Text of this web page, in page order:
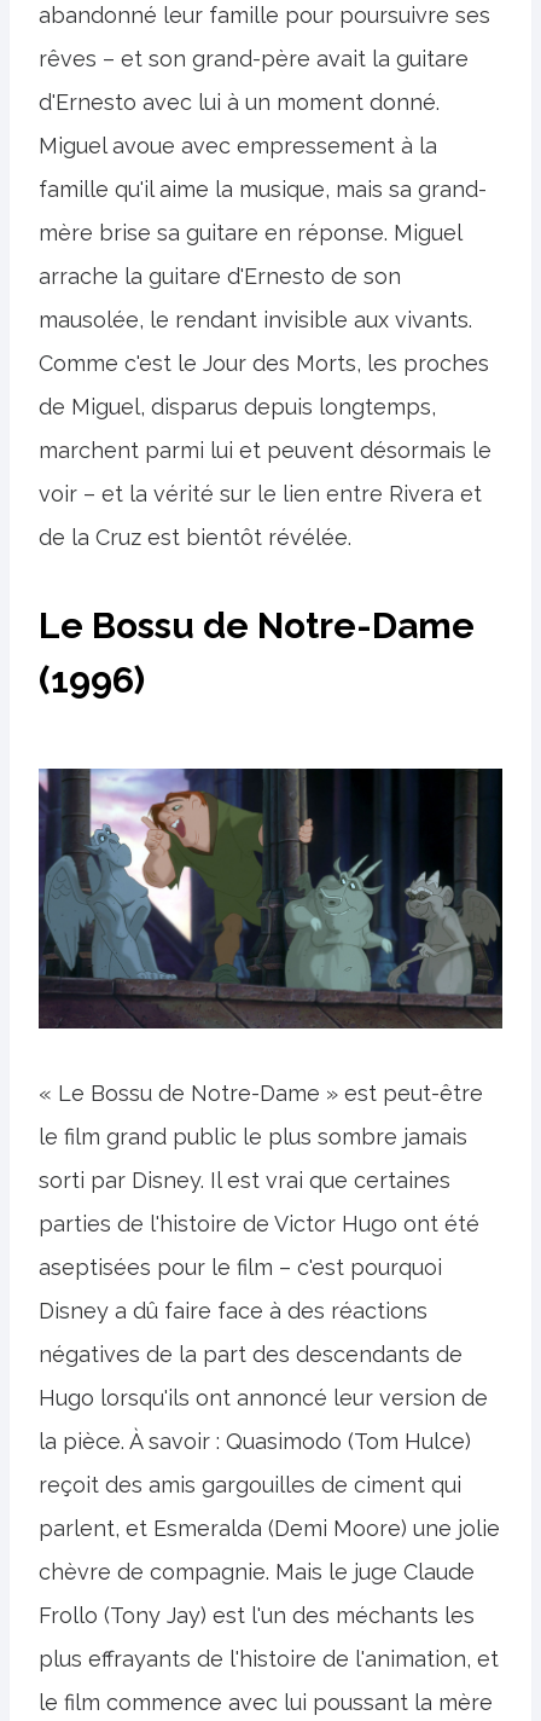
abandonné leur famille pour poursuivre ses
rêves – et son grand-père avait la guitare
d'Ernesto avec lui à un moment donné.
Miguel avoue avec empressement à la
famille qu'il aime la musique, mais sa grand-
mère brise sa guitare en réponse. Miguel
arrache la guitare d'Ernesto de son
mausolée, le rendant invisible aux vivants.
Comme c'est le Jour des Morts, les proches
de Miguel, disparus depuis longtemps,
marchent parmi lui et peuvent désormais le
voir – et la vérité sur le lien entre Rivera et
de la Cruz est bientôt révélée.
Le Bossu de Notre-Dame
(1996)
« Le Bossu de Notre-Dame » est peut-être
le film grand public le plus sombre jamais
sorti par Disney. Il est vrai que certaines
parties de l'histoire de Victor Hugo ont été
aseptisées pour le film – c'est pourquoi
Disney a dû faire face à des réactions
négatives de la part des descendants de
Hugo lorsqu'ils ont annoncé leur version de
la pièce. À savoir : Quasimodo (Tom Hulce)
reçoit des amis gargouilles de ciment qui
parlent, et Esmeralda (Demi Moore) une jolie
chèvre de compagnie. Mais le juge Claude
Frollo (Tony Jay) est l'un des méchants les
plus effrayants de l'histoire de l'animation, et
le film commence avec lui poussant la mère